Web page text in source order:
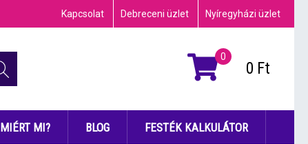
Kapcsolat Debreceni üzlet Nyíregyházi üzlet
0
0 Ft
MIÉRT MI? BLOG FESTÉK KALKULÁTOR